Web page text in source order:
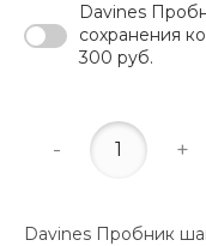
Davines
сохранения
300 руб.
- +
Davines Пробник